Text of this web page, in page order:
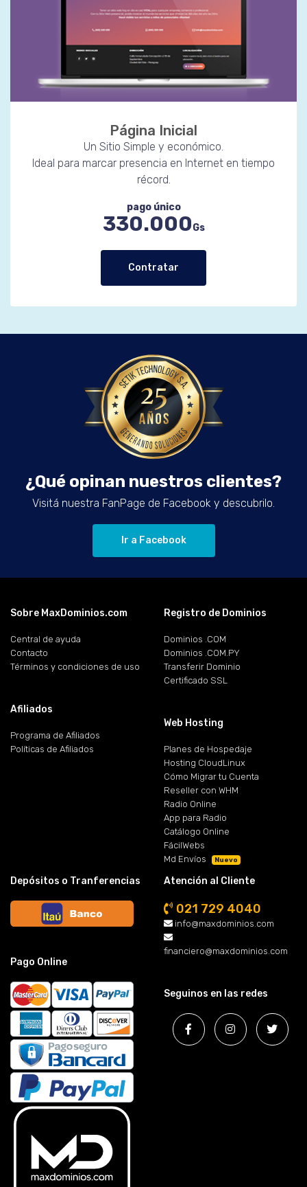
Página Inicial
Un Sitio Simple y económico.
Ideal para marcar presencia en Internet en tiempo
récord.
pago único
330.000Gs
Contratar
¿Qué opinan nuestros clientes?
Visitá nuestra FanPage de Facebook y descubrilo.
Ir a Facebook
Sobre MaxDominios.com
Central de ayuda
Contacto
Términos y condiciones de uso
Afiliados
Programa de Afiliados
Políticas de Afiliados
Registro de Dominios
Dominios .COM
Dominios .COM.PY
Transferir Dominio
Certificado SSL
Web Hosting
Planes de Hospedaje
Hosting CloudLinux
Cómo Migrar tu Cuenta
Reseller con WHM
Radio Online
App para Radio
Catálogo Online
FácilWebs
Md Envíos
Nuevo
Depósitos o Tranferencias
Pago Online
Atención al Cliente
021 729 4040
info@maxdominios.com
financiero@maxdominios.com
Seguinos en las redes